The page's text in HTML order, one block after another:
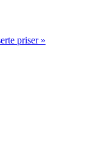
priser »